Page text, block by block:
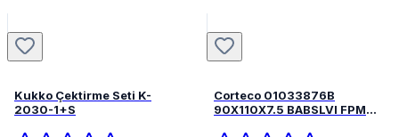
Kukko Çektirme Seti K-
2030-1+S
Corteco 01033876B
90X110X7.5 BABSLVI FPM